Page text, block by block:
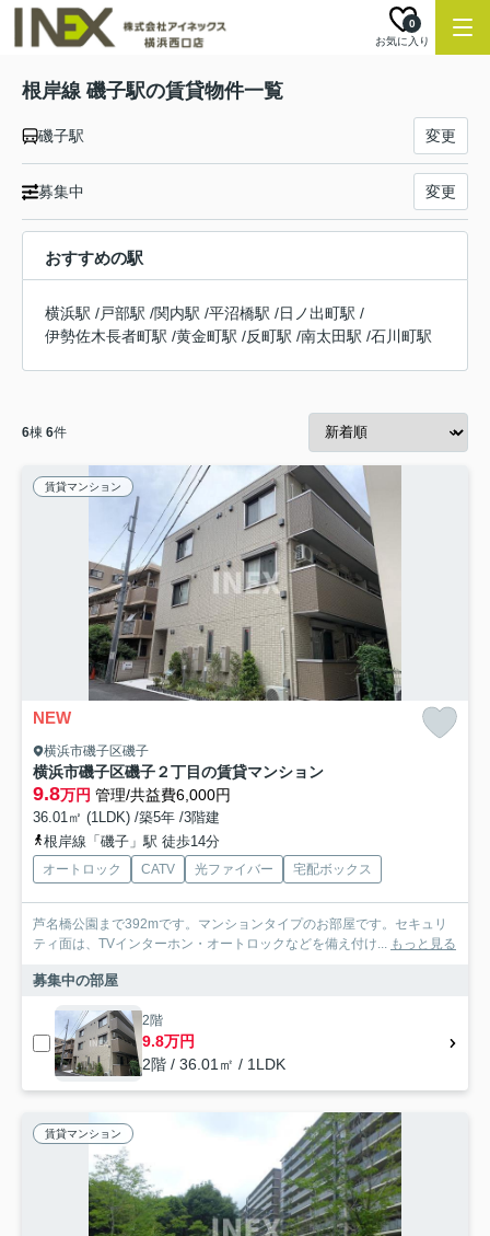
お気に入り
0
根岸線 磯子駅の賃貸物件一覧
磯子駅 変更
募集中 変更
おすすめの駅
横浜駅 /戸部駅 /関内駅 /平沼橋駅 /日ノ出町駅 /
伊勢佐木長者町駅 /黄金町駅 /反町駅 /南太田駅 /石川町駅
6棟 6件
賃貸マンション
NEW
横浜市磯子区磯子
横浜市磯子区磯子２丁目の賃貸マンション
9.8万円 管理/共益費6,000円
36.01㎡ (1LDK) /築5年 /3階建
根岸線「磯子」駅 徒歩14分
オートロック CATV 光ファイバー 宅配ボックス
芦名橋公園まで392mです。マンションタイプのお部屋です。セキュリ
ティ面は、TVインターホン・オートロックなどを備え付け... もっと見る
募集中の部屋
2階
9.8万円
2階 / 36.01㎡ / 1LDK
賃貸マンション